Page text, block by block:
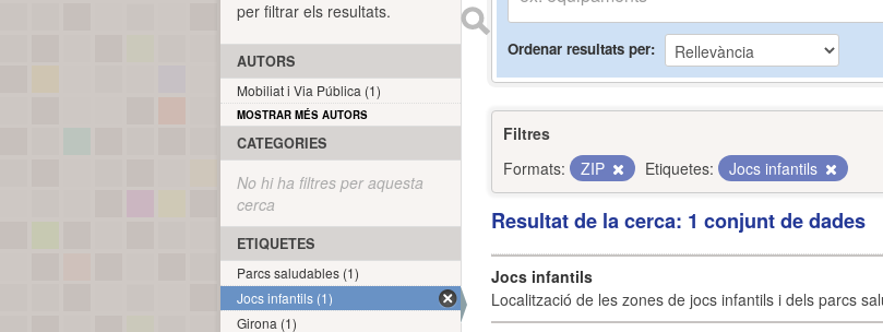
Ordenar resultats per
Filtres
Formats:
ZIP Etiquetes: Jocs infantils
Resultat de la cerca: 1 conjunt de dades
Jocs infantils
Localització de les zones de jocs infantils i dels parcs
per filtrar els resultats.
AUTORS
Mobiliat i Via Pública (1)
MOSTRAR MÉS AUTORS
CATEGORIES
No hi ha filtres per aquesta
cerca
ETIQUETES
Parcs saludables (1)
Jocs infantils (1)
Girona (1)